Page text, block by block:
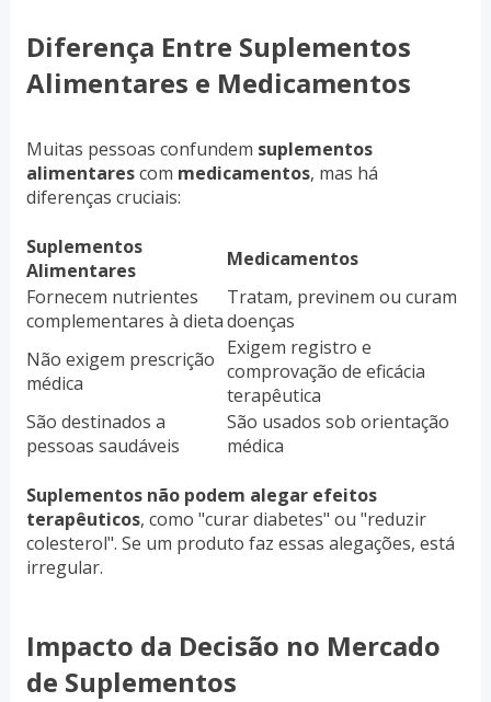
Diferença Entre Suplementos
Alimentares e Medicamentos
Muitas pessoas confundem suplementos
alimentarescom medicamentos, mas há
diferenças cruciais:
Suplementos
Alimentares
Medicamentos
Fornecem nutrientes
complementares à dieta
Tratam, previnem ou curam
doenças
Não exigem prescrição
médica
Exigem registro e
comprovação de eficácia
terapêutica
São destinados a
pessoas saudáveis
São usados sob orientação
médica
Suplementos não podem alegar efeitos
terapêuticos, como "curar diabetes" ou "reduzir
colesterol". Se um produto faz essas alegações, está
irregular.
Impacto da Decisão no Mercado
de Suplementos